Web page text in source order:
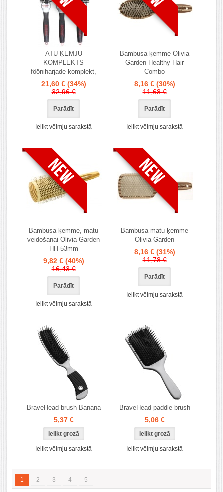
ATU ĶEMJU
KOMPLEKTS
fööniharjade komplekt,
21,60 € (34%)
32,96 €
Parādīt
Ielikt vēlmju sarakstā
Bambusa ķemme Olivia
Garden Healthy Hair
Combo
8,16 € (30%)
11,68 €
Parādīt
Ielikt vēlmju sarakstā
Bambusa ķemme, matu
veidošanai Olivia Garden
HH-53mm
9,82 € (40%)
16,43 €
Parādīt
Ielikt vēlmju sarakstā
Bambusa matu ķemme
Olivia Garden
8,16 € (31%)
11,78 €
Parādīt
Ielikt vēlmju sarakstā
BraveHead brush Banana
5,37 €
Ielikt vēlmju sarakstā
BraveHead paddle brush
5,06 €
Ielikt vēlmju sarakstā
1 2 3 4 5